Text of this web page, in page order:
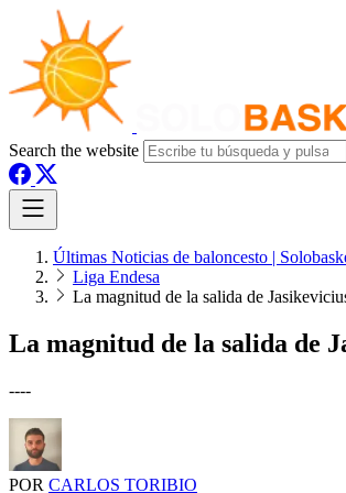
Search the website
Últimas Noticias de baloncesto |
Liga Endesa
La magnitud de la salida de
La magnitud de la salida de
----
POR CARLOS TORIBIO